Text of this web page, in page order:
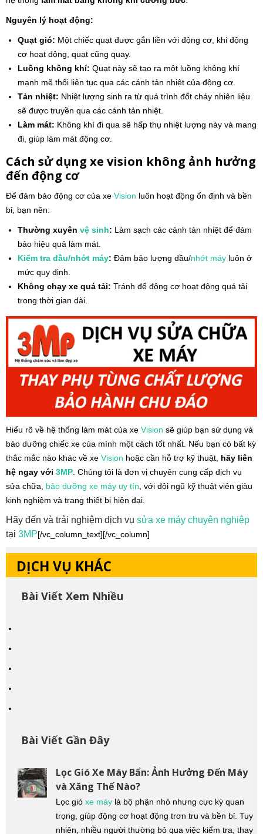
Nguyên lý hoạt động:
Quạt gió: Một chiếc quạt được gắn liền với động cơ, khi động
cơ hoạt động, quạt cũng quay.
Luồng không khí: Quạt này sẽ tạo ra một luồng không khí
mạnh mẽ thổi liên tục qua các cánh tản nhiệt của động cơ.
Tản nhiệt: Nhiệt lượng sinh ra từ quá trình đốt cháy nhiên liệu
sẽ được truyền qua các cánh tản nhiệt.
Làm mát: Không khí đi qua sẽ hấp thụ nhiệt lượng này và mang
đi, giúp làm mát động cơ.
Cách sử dụng xe vision không ảnh hưởng
đến động cơ
Để đảm bảo động cơ của xe Vision luôn hoạt động ổn định và bền
bỉ, bạn nên:
Thường xuyên vệ sinh: Làm sạch các cánh tản nhiệt để đảm
bảo hiệu quả làm mát.
Kiểm tra dầu/nhớt máy: Đảm bảo lượng dầu/nhớt máy luôn ở
mức quy định.
Không chạy xe quá tải: Tránh để động cơ hoạt động quá tải
trong thời gian dài.
Hiểu rõ về hệ thống làm mát của xe Vision sẽ giúp bạn sử dụng và
bảo dưỡng chiếc xe của mình một cách tốt nhất. Nếu bạn có bất kỳ
thắc mắc nào khác về xe Vision hoặc cần hỗ trợ kỹ thuật, hãy liên
hệ ngay với 3MP . Chúng tôi là đơn vị chuyên cung cấp dịch vụ
sửa chữa, bảo dưỡng xe máy uy tín , với đội ngũ kỹ thuật viên giàu
kinh nghiệm và trang thiết bị hiện đại.
Hãy đến và trải nghiệm dịch vụ sửa xe máy chuyên nghiệp
tại 3MP[/vc_column_text][/vc_column]
DỊCH VỤ KHÁC
Bài Viết Xem Nhiều
Bài Viết Gần Đây
Lọc Gió Xe Máy Bẩn: Ảnh Hưởng Đến Máy
và Xăng Thế Nào?
Lọc gió xe máy là bộ phận nhỏ nhưng cực kỳ quan
trọng, giúp động cơ hoạt động trơn tru và bền bỉ. Tuy
nhiên, nhiều người thường bỏ qua việc kiểm tra, thay